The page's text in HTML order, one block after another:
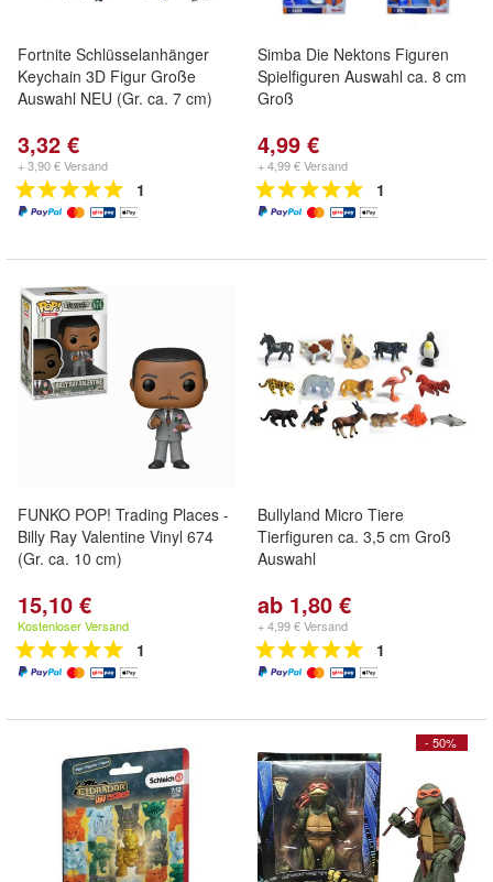
Fortnite Schlüsselanhänger
Keychain 3D Figur Große
Auswahl NEU (Gr. ca. 7 cm)
3,32 €
+ 3,90 € Versand
1
Simba Die Nektons Figuren
Spielfiguren Auswahl ca. 8 cm
Groß
4,99 €
+ 4,99 € Versand
1
FUNKO POP! Trading Places -
Billy Ray Valentine Vinyl 674
(Gr. ca. 10 cm)
15,10 €
Kostenloser Versand
1
Bullyland Micro Tiere
Tierfiguren ca. 3,5 cm Groß
Auswahl
ab 1,80 €
+ 4,99 € Versand
1
- 50%